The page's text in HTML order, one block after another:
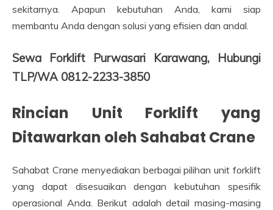
sekitarnya. Apapun kebutuhan Anda, kami siap
membantu Anda dengan solusi yang efisien dan andal.
Sewa Forklift Purwasari Karawang, Hubungi
TLP/WA 0812-2233-3850
Rincian Unit Forklift yang
Ditawarkan oleh Sahabat Crane
Sahabat Crane menyediakan berbagai pilihan unit forklift
yang dapat disesuaikan dengan kebutuhan spesifik
operasional Anda. Berikut adalah detail masing-masing